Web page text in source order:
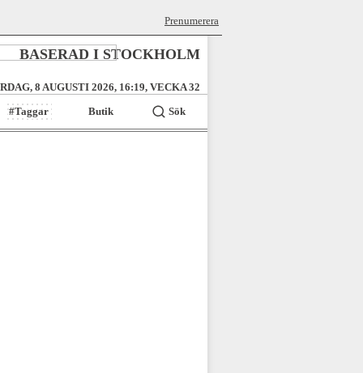
Prenumerera
BASERAD I STOCKHOLM
8 AUGUSTI 2026, 16:19, VECKA 32
#Taggar Butik Sök